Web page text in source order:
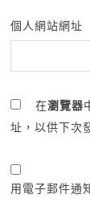
個人網站網址
在瀏覽器
址，以供下次
用電子郵件通